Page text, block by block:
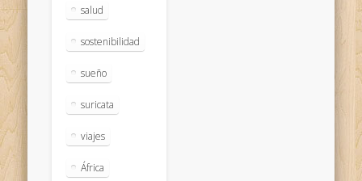
salud
sostenibilidad
sueño
suricata
viajes
África